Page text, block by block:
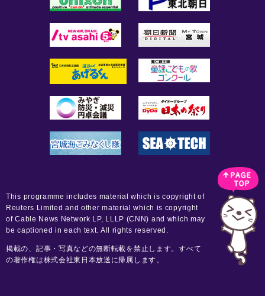
This programme includes material which is copyright of
Reuters Limited and other material which is copyright
of Cable News Network LP, LLLP (CNN) and which may
be captioned in each text. All rights reserved.
掲載の、記事・写真などの無断転載を禁止します。すべて
の著作権は株式会社東日本放送に帰属します。